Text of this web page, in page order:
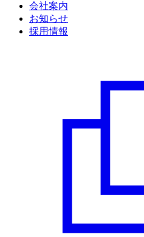
会社案内
お知らせ
採用情報